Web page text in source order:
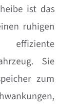
ist das
ruhigen
Sie
zum